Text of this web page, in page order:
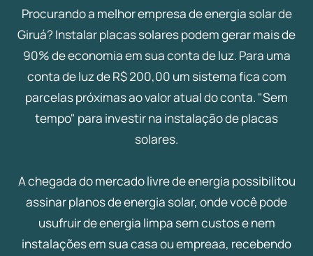
Procurando a melhor empresa de energia solar de
Giruá? Instalar placas solares podem gerar mais de
90% de economia em sua conta de luz. Para uma
conta de luz de R$ 200,00 um sistema fica com
parcelas próximas ao valor atual do conta. "Sem
tempo" para investir na instalação de placas
solares.
A chegada do mercado livre de energia possibilitou
assinar planos de energia solar, onde você pode
usufruir de energia limpa sem custos e nem
instalações em sua casa ou empreaa, recebendo